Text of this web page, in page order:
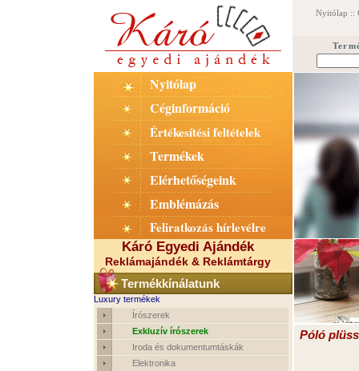
Nyitólap ::
Nyitólap
Céginformáció
Értékesítési feltételek
Termékek
Elérhetőségeink
Emblémázás
Feliratkozás hírlevélre
Káró Egyedi Ajándék
Reklámajándék & Reklámtárgy
Termékkínálatunk
Luxury termékek
Írószerek
Exkluzív írószerek
Iroda és dokumentumtáskák
Elektronika
Póló